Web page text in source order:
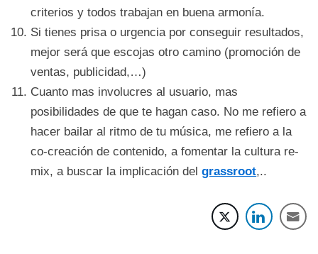
criterios y todos trabajan en buena armonía.
Si tienes prisa o urgencia por conseguir resultados,
mejor será que escojas otro camino (promoción de
ventas, publicidad,…)
Cuanto mas involucres al usuario, mas
posibilidades de que te hagan caso. No me refiero a
hacer bailar al ritmo de tu música, me refiero a la
co-creación de contenido, a fomentar la cultura re-
mix, a buscar la implicación delgrassroot,..